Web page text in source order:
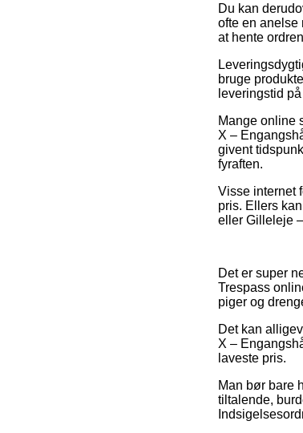
Du kan
ofte en anelse
at hente
bruge
leveringstid
Mange online
X –
givent
fyraften.
Visse internet
pris. Ellers
eller Gilleleje
Det er super
Trespass
piger og
Det kan
X –
laveste pris.
Man bør bare
tiltalende,